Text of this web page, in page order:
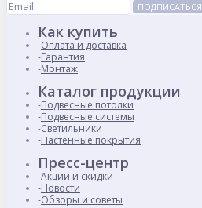
ПОДПИСАТЬСЯ
Как купить
Оплата и доставка
Гарантия
Монтаж
Каталог продукции
Подвесные потолки
Подвесные системы
Светильники
Настенные покрытия
Пресс-центр
Акции и скидки
Новости
Обзоры и советы